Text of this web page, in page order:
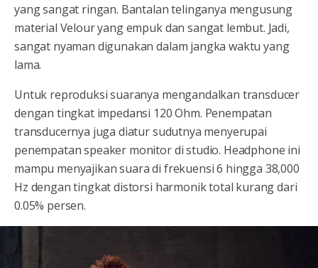
yang sangat ringan. Bantalan telinganya mengusung
material Velour yang empuk dan sangat lembut. Jadi,
sangat nyaman digunakan dalam jangka waktu yang
lama.
Untuk reproduksi suaranya mengandalkan transducer
dengan tingkat impedansi 120 Ohm. Penempatan
transducernya juga diatur sudutnya menyerupai
penempatan speaker monitor di studio. Headphone ini
mampu menyajikan suara di frekuensi 6 hingga 38,000
Hz dengan tingkat distorsi harmonik total kurang dari
0.05% persen.